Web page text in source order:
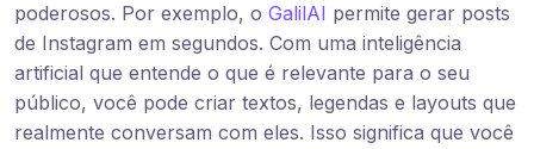
poderosos. Por exemplo, o GalilAI permite gerar posts
de Instagram em segundos. Com uma inteligência
artificial que entende o que é relevante para o seu
público, você pode criar textos, legendas e layouts que
realmente conversam com eles. Isso significa que você